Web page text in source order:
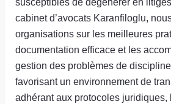
cabinet d’avocats Karanfiloglu,
organisations sur les meilleures
documentation efficace et les
gestion des problèmes de
favorisant un environnement de
adhérant aux protocoles juridiques,